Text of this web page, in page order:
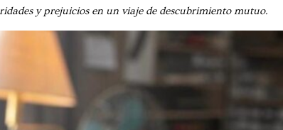
y prejuicios en un viaje de descubrimiento mutuo.